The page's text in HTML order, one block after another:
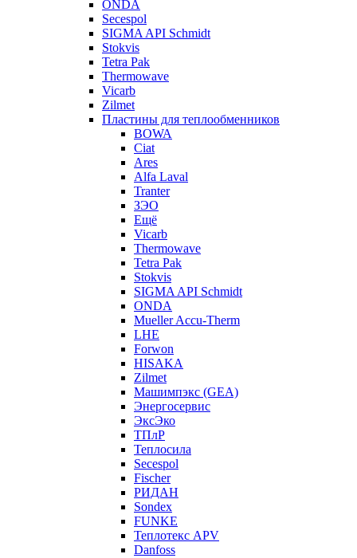
ONDA
Secespol
SIGMA API Schmidt
Stokvis
Tetra Pak
Thermowave
Vicarb
Zilmet
Пластины для теплообменников
BOWA
Ciat
Ares
Alfa Laval
Tranter
ЗЭО
Ещё
Vicarb
Thermowave
Tetra Pak
Stokvis
SIGMA API Schmidt
ONDA
Mueller Accu-Therm
LHE
Forwon
HISAKA
Zilmet
Машимпэкс (GEA)
Энергосервис
ЭксЭко
ТПлР
Теплосила
Secespol
Fischer
РИДАН
Sondex
FUNKE
Теплотекс APV
Danfoss